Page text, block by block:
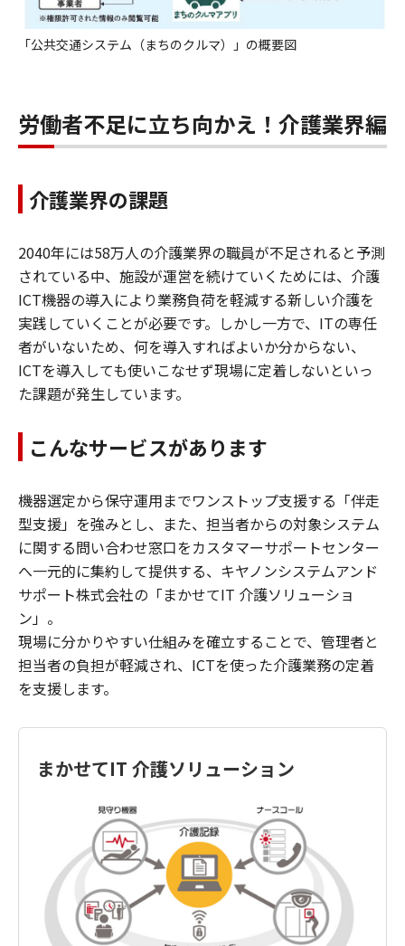
「公共交通システム（まちのクルマ）」の概要図
労働者不足に立ち向かえ！介護業界編
介護業界の課題
2040年には58万人の介護業界の職員が不足されると予測
されている中、施設が運営を続けていくためには、介護
ICT機器の導入により業務負荷を軽減する新しい介護を
実践していくことが必要です。しかし一方で、ITの専任
者がいないため、何を導入すればよいか分からない、
ICTを導入しても使いこなせず現場に定着しないといっ
た課題が発生しています。
こんなサービスがあります
機器選定から保守運用までワンストップ支援する「伴走
型支援」を強みとし、また、担当者からの対象システム
に関する問い合わせ窓口をカスタマーサポートセンター
へ一元的に集約して提供する、キヤノンシステムアンド
サポート株式会社の「まかせてIT 介護ソリューショ
ン」。
現場に分かりやすい仕組みを確立することで、管理者と
担当者の負担が軽減され、ICTを使った介護業務の定着
を支援します。
まかせてIT 介護ソリューション